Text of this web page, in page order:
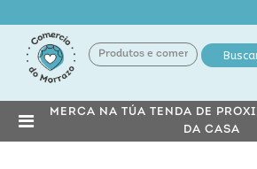
MERCA NA TÚA TENDA DE
DA CASA